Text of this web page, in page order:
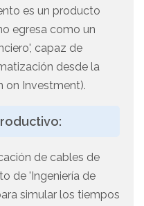
es un producto
egresa como un
capaz de
desde la
on Investment).
de cables de
de 'Ingeniería de
simular los tiempos